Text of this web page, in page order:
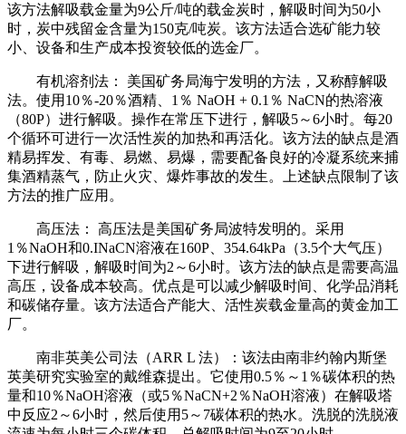
该方法解吸载金量为9公斤/吨的载金炭时，解吸时间为50小
时，炭中残留金含量为150克/吨炭。该方法适合选矿能力较
小、设备和生产成本投资较低的选金厂。
有机溶剂法： 美国矿务局海宁发明的方法，又称醇解吸
法。使用10％-20％酒精、1％ NaOH + 0.1％ NaCN的热溶液
（80P）进行解吸。操作在常压下进行，解吸5～6小时。每20
个循环可进行一次活性炭的加热和再活化。该方法的缺点是酒
精易挥发、有毒、易燃、易爆，需要配备良好的冷凝系统来捕
集酒精蒸气，防止火灾、爆炸事故的发生。上述缺点限制了该
方法的推广应用。
高压法： 高压法是美国矿务局波特发明的。采用
1％NaOH和0.INaCN溶液在160P、354.64kPa（3.5个大气压）
下进行解吸，解吸时间为2～6小时。该方法的缺点是需要高温
高压，设备成本较高。优点是可以减少解吸时间、化学品消耗
和碳储存量。该方法适合产能大、活性炭载金量高的黄金加工
厂。
南非英美公司法（ARR L 法）：该法由南非约翰内斯堡
英美研究实验室的戴维森提出。它使用0.5％～1％碳体积的热
量和10％NaOH溶液（或5％NaCN+2％NaOH溶液）在解吸塔
中反应2～6小时，然后使用5～7碳体积的热水。洗脱的洗脱液